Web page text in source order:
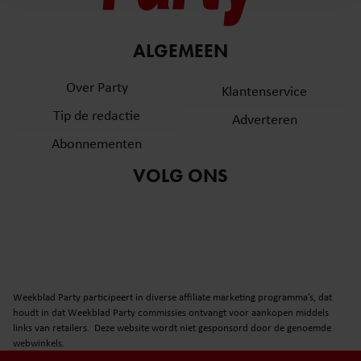
en om ons websiteverkeer te analyseren. Ook delen we
informatie over uw gebruik van onze site met onze
partners voor social media, adverteren en analyse. Deze
informatie die u aan ze heeft verstrekt of die ze hebben
gaat akkoord met onze cookies als u onze website blijft
gebruiken.
ALGEMEEN
Over Party
Tip de redactie
Abonnementen
Klantenservice
Adverteren
VOLG ONS
Weekblad Party participeert in diverse affiliate marketing programma’s, dat
houdt in dat Weekblad Party commissies ontvangt voor aankopen middels
links van retailers. Deze website wordt niet gesponsord door de genoemde
webwinkels.